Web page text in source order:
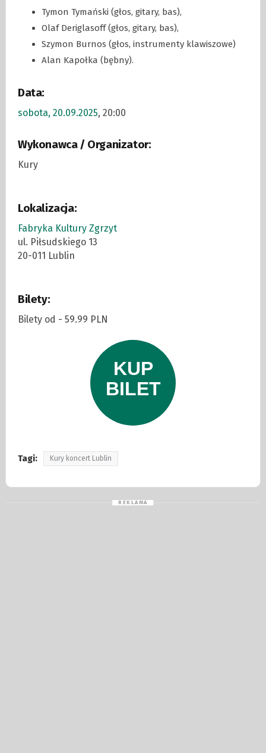
Tymon Tymański (głos, gitary, bas),
Olaf Deriglasoff (głos, gitary, bas),
Szymon Burnos (głos, instrumenty klawiszowe)
Alan Kapołka (bębny).
Data:
sobota, 20.09.2025, 20:00
Wykonawca / Organizator:
Kury
Lokalizacja:
Fabryka Kultury Zgrzyt
ul. Piłsudskiego 13
20-011 Lublin
Bilety:
Bilety od - 59.99 PLN
Tagi: Kury koncert Lublin